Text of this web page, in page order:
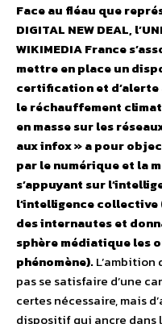
Face au fléau que
DIGITAL NEW DEAL,
WIKIMEDIA France
mettre en place un
certification et
le réchauffement
en masse sur les
aux infox » a pour
par le numérique et la
s’appuyant sur
l’intelligence
des internautes et
sphère médiatique les
phénomène).
pas se satisfaire d’une
certes nécessaire, mais
dispositif qui ancre dans